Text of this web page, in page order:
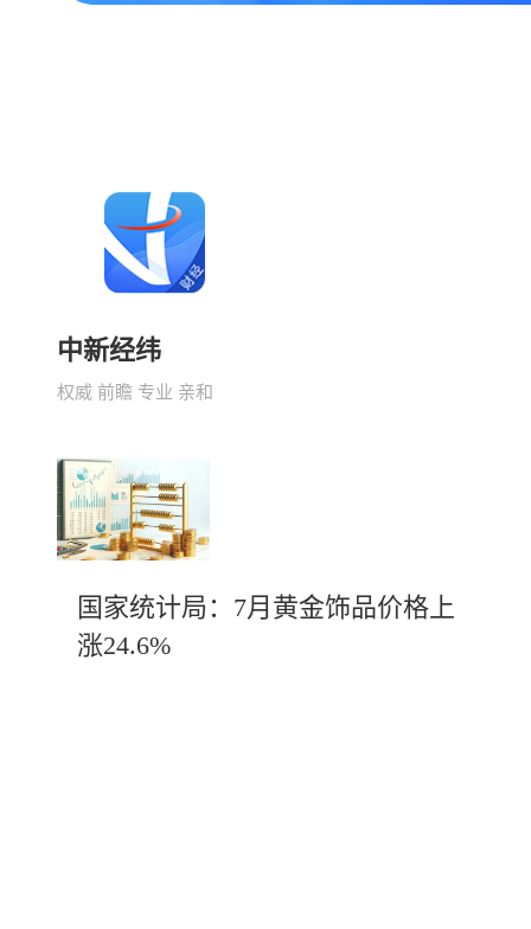
中新经纬
权威 前瞻 专业 亲和
国家统计局：7月黄金饰品价格上
涨24.6%